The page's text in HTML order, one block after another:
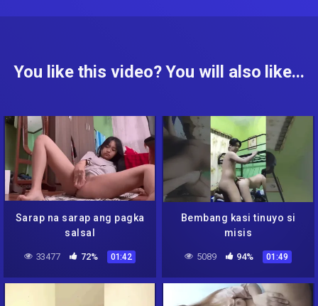
You like this video? You will also like...
Sarap na sarap ang pagka
salsal
33477 72% 01:42
Bembang kasi tinuyo si
misis
5089 94% 01:49